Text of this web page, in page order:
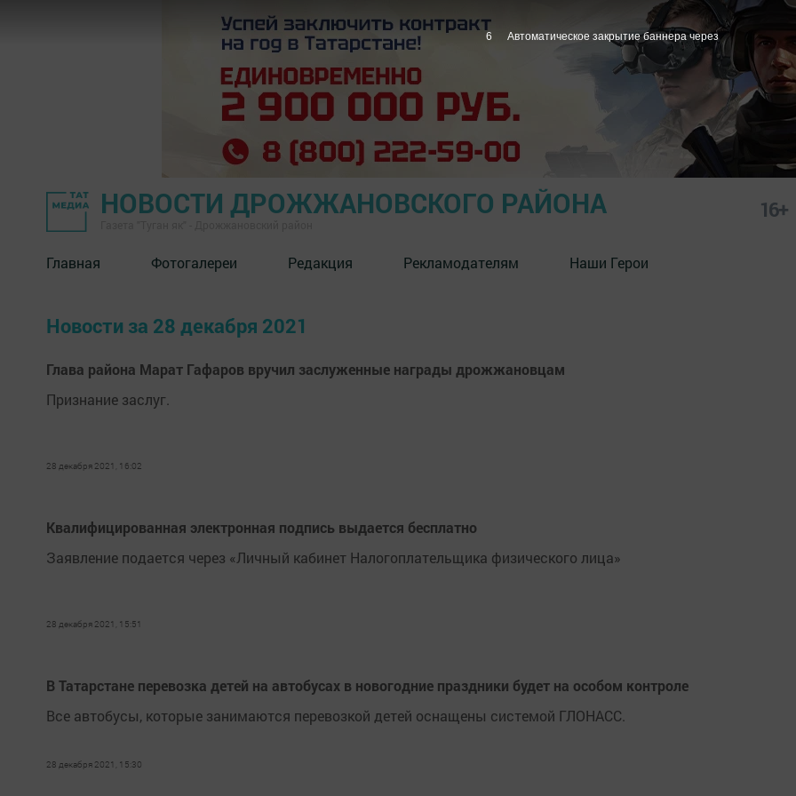
НОВОСТИ ДРОЖЖАНОВСКОГО РАЙОНА 16+
Главная Фотогалереи Редакция Рекламодателям Наши Герои
Новости за 28 декабря 2021
Глава района Марат Гафаров вручил заслуженные награды дрожжановцам
Признание заслуг.
28 декабря 2021, 16:02
Квалифицированная электронная подпись выдается бесплатно
Заявление подается через «Личный кабинет Налогоплательщика физического лица»
28 декабря 2021, 15:51
В Татарстане перевозка детей на автобусах в новогодние праздники будет на особом контроле
Все автобусы, которые занимаются перевозкой детей оснащены системой ГЛОНАСС.
28 декабря 2021, 15:30
6 Автоматическое закрытие баннера через